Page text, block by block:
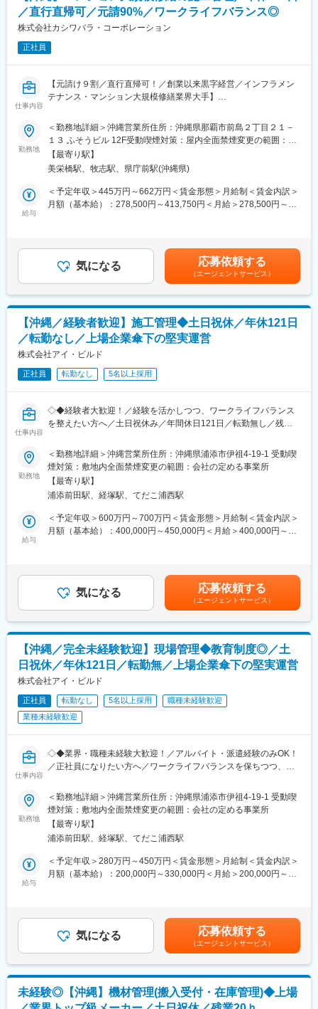
な駐車場を企画。
・収益確認・改善提案
・沖縄全域が対象ですが、特に那覇市を中心とした商業・観光エ
リア、沖縄市・浦添市を重点エリアとし、既存顧客は少なく、新
・利用者対応は委託コールセンターと本社運営部が担当するた
め、営業に集中しやすい環境です。立ち上げ期は役割が明確に分
かれない場面もありますが、その分ゼネラリストとして成長でき
ます！
■入社後の流れ
入社後10日～2週間程は福岡への出張研修を行う予定です。
1～2年で営業2～3名体制を目指しており、その後は市場規模や成
長度に応じて柔軟に増員します。
す！
■当社業務の魅力：
土地の収益最大化を目指し、立地特性や利用者層に応じたレイア
ウトや料金設定を行うため、実践的なマーケティング力・分析力
が身につきます。
また、駐車場は需要が供給を大きく上回る成長領域で、民間の取
締りを可能にした法改正も追い風となりニーズが拡大。土地の有
効活用や交通課題の解決に貢献できる社会性の高い事業です。
／直行直帰可／元請90%／ワークライフバランス◎
株式会社カシワバラ・コーポレーション
正社員
仕事内容
【元請け９割／直行直帰可！／創業以来黒字経営／インフラメン
テナンス・マンション大規模修繕業界大手】
■業務内容：
インフラ維持・建物修繕の総合企業としてマンションの大規模修
繕事業を全国で展開している当社にて、マンション大規模修繕工
事の施工管理を募集いたします。
＜具体的な業務＞
・安全、品質、工程、予算の管理
＜その他＞
ワーマンション等、貴重な物件を担当できる機会も！
※当社のマンション大規模修繕事業は…
★業界売上高 No.４！
★オリコン顧客満足度 No.3！
■働き方について
＜残業時間は月30h程度＞
プライベートとのメリハリをもって就業可能です！案件の9割が元
請けのため、無理な工期設定がなく、工事を担当する提携会社様
ていただける環境です。
＜直行直帰可能！＞
勤怠はweb上で管理しており、会社貸与のスマホ・PCで報告をし
＜手厚い福利厚生／資格取得支援制度★＞
する制度もあり、働きながら国家資格を取得も可能です！）
＜評価制度が明確＞
一人ひとりの業務内容を正当に評価する人事考課体制があり、キ
ャリアアップの道筋が明確です。
■組織について
当社の施工管理は、20代～50代まで幅広い年代が活躍中！キャリ
ア入社者も多く、上下関係に関わらず相談しやすい風通しの良い
職場です（社員の6割以上がキャリア入社！）。
■同社の特徴：
当社は、インフラメンテナンス事業・マンション大規模修繕事
業・建築事業・内装リノベーション事業を主軸に、幅広い事業を
展開しております。全国に拠点を構え、創業以来黒字経営を続け
変更の範囲：会社の定める業務
勤務地
＜勤務地詳細＞沖縄営業所住所：沖縄県那覇市前島２丁目２１－
１３ ふそうビル 12F受動喫煙対策：屋内全面禁煙変更の範囲：会
社の定める事業所
【最寄り駅】
美栄橋駅、牧志駅、県庁前駅(沖縄県)
給与
＜予定年収＞445万円～662万円＜賃金形態＞月給制＜賃金内訳＞
月額（基本給）：278,500円～413,750円＜月給＞278,500円～
有：年収550万円賃金はあくまでも目安の金額であり、選考を通
じて上下する可能性があります。月給(月額)は固定手当を含めた表
記です。
気になる 応募依頼する
（エージェントサービス）
【沖縄／経験者歓迎】施工管理◆土日祝休／年休121日
／転勤なし／上場企業傘下の堅実運営
株式会社アイ・ビルド
正社員 転勤なし 5名以上採用
仕事内容
◇◆経験者大歓迎！／経験を活かしつつ、ワークライフバランス
を整えたい方へ／土日祝休み／年間休日121日／転勤無し／残業
営◆◇
■業務内容：
1991年設立以降東京の足立区に本社を置き、外装工事を主力とし
て全国に取引網を持ちつつ事業拡大を行う当社にて、施工管理業
務をお任せします。
＜具体的には＞
- 工事管理（工程・品質・安全・予算）等
PCの利用時間を20時までに制限し、ライフワークバランスを大切
にしています。直行直帰も状況に応じて可能で、働きやすい環境
が整っています。
■配属部門：
平均年齢は40代でベテラン社員が多く、教育環境も整っておりま
す。
■キャリアパス：
進している社員も多くいます。
成長意欲のある方には重要なポストへの登用を積極的に行ってお
り、キャリアアップのチャンスが豊富です。
規定やルールが整い、働く環境の改善が進んでおります。全国規
模で展開している外装工事に特化した企業として高い評価を得て
若手を営業所の所長に抜擢するなど、活躍の場を広げています。
変更の範囲：会社の定める業務
勤務地
＜勤務地詳細＞沖縄営業所住所：沖縄県浦添市伊祖4-19-1 受動喫
煙対策：敷地内全面禁煙変更の範囲：会社の定める事業所
【最寄り駅】
浦添前田駅、経塚駅、てだこ浦西駅
給与
＜予定年収＞600万円～700万円＜賃金形態＞月給制＜賃金内訳＞
月額（基本給）：400,000円～450,000円＜月給＞400,000円～
可能性がございます。賃金はあくまでも目安の金額であり、選考
を通じて上下する可能性があります。月給(月額)は固定手当を含め
た表記です。
気になる 応募依頼する
（エージェントサービス）
【沖縄／完全未経験歓迎】現場管理◆教育制度◎／土
日祝休／年休121日／転勤無／上場企業傘下の堅実運営
株式会社アイ・ビルド
正社員 転勤なし 5名以上採用
職種未経験歓迎
業種未経験歓迎
仕事内容
◇◆業界・職種未経験大歓迎！／アルバイト・派遣経験のみOK！
／正社員になりたい方へ／ワークライフバランスを保ちつつ、手
無し／残業抑制の取り組み◎／豊富なキャリアパス／上場企業傘
下の堅実運営◆◇
■業務内容：
1991年設立以降東京の足立区に本社を置き、外装工事を主力とし
て全国に取引網を持ちつつ事業拡大を行う当社にて、現場管理の
業務をお任せします！
・工事の調整・管理
・現場の職人さんへの指示
未経験の方でも3か月～半年程度で簡単な案件を担当できるようし
っかりとした教育体制が整っているため、安心して就業いただけ
勤務地
＜勤務地詳細＞沖縄営業所住所：沖縄県浦添市伊祖4-19-1 受動喫
煙対策：敷地内全面禁煙変更の範囲：会社の定める事業所
【最寄り駅】
浦添前田駅、経塚駅、てだこ浦西駅
給与
＜予定年収＞280万円～450万円＜賃金形態＞月給制＜賃金内訳＞
月額（基本給）：200,000円～330,000円＜月給＞200,000円～
通じて上下する可能性があります。月給(月額)は固定手当を含めた
表記です。気になる 応募依頼する
（エージェントサービス）
未経験◎【沖縄】機材管理(搬入受付・在庫管理)◆上場